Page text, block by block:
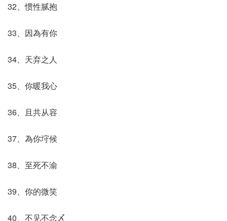
32、惯性腻抱
33、因為有你
34、天弃之人
35、你暖我心
36、且共从容
37、為你垨候
38、至死不渝
39、你的微笑
40、不见不念〆